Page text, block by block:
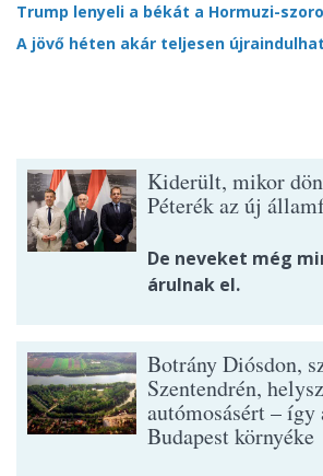
Trump lenyeli a békát a Hormuzi-
A jövő héten akár teljesen
Kiderült, mikor
Péterék az új
De neveket még
árulnak el.
Botrány Diósdon,
Szentendrén,
autómosásért –
Budapest környéke